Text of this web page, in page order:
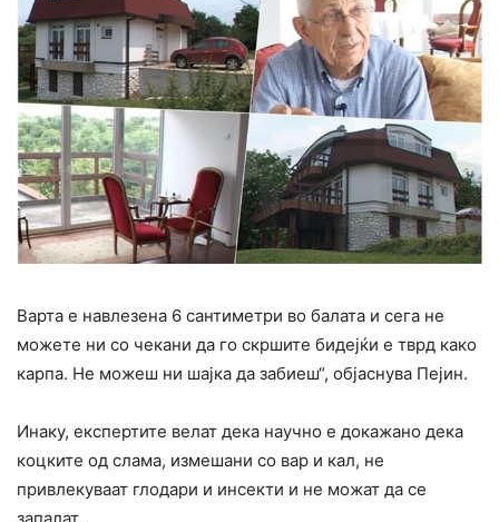
Варта е навлезена 6 сантиметри во балата и сега не
можете ни со чекани да го скршите бидејќи е тврд како
карпа. Не можеш ни шајка да забиеш“, објаснува Пејин.
Инаку, експертите велат дека научно е докажано дека
коцките од слама, измешани со вар и кал, не
привлекуваат глодари и инсекти и не можат да се
запалат.